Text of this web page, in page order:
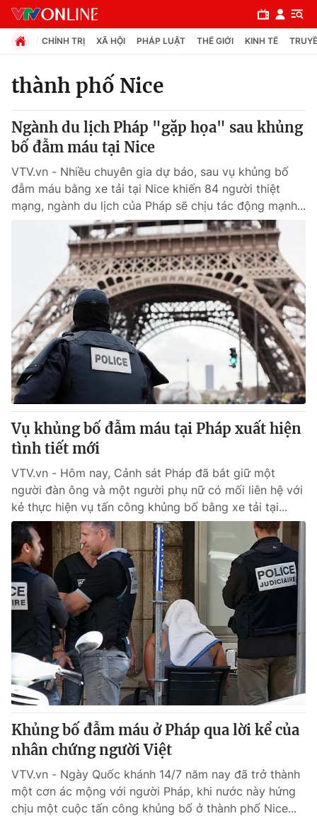
Chuyên mục
Chính trị
Xã hội
Pháp luật
Thế giới
Tin tức
Thế giới đó đây
Câu chuyện quốc tế
Kinh tế
Tài chính
Thị trường
Góc doanh nghiệp
Dữ liệu và đời sống
Truyền hình
Hậu trường
Nhân vật
Khán giả
Giải sao mai
Giải trí
Điện ảnh
Âm nhạc
Sao
Đời sống
Du lịch
Làm đẹp
Chất lượng cuộc sống
Giáo dục
Tuyển sinh
Học trực tuyến
Công nghệ
Hitech Công nghệ tương lai
Sản phẩm
Thị trường
Tư vấn
Giao lưu trực tuyến
Lịch phát sóng
Chuyên mục khác
Emagazine Podcast
Photo Infographic
CHÍNH TRỊ XÃ HỘI PHÁP LUẬT THẾ GIỚI KINH TẾ
thành phố Nice
Ngành du lịch Pháp "gặp họa" sau khủng
bố đẫm máu tại Nice
VTV.vn - Nhiều chuyên gia dự báo, sau vụ khủng bố
đẫm máu bằng xe tải tại Nice khiến 84 người thiệt
mạng, ngành du lịch của Pháp sẽ chịu tác động mạnh...
Vụ khủng bố đẫm máu tại Pháp xuất hiện
tình tiết mới
VTV.vn - Hôm nay, Cảnh sát Pháp đã bắt giữ một
người đàn ông và một người phụ nữ có mối liên hệ với
kẻ thực hiện vụ tấn công khủng bố bằng xe tải tại...
Khủng bố đẫm máu ở Pháp qua lời kể của
nhân chứng người Việt
VTV.vn - Ngày Quốc khánh 14/7 năm nay đã trở thành
một cơn ác mộng với người Pháp, khi nước này hứng
chịu một cuộc tấn công khủng bố ở thành phố Nice...